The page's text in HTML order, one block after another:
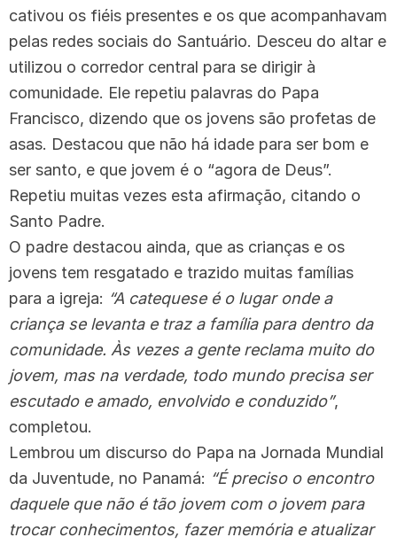
cativou os fiéis presentes e os que acompanhavam
pelas redes sociais do Santuário. Desceu do altar e
utilizou o corredor central para se dirigir à
comunidade. Ele repetiu palavras do Papa
Francisco, dizendo que os jovens são profetas de
asas. Destacou que não há idade para ser bom e
ser santo, e que jovem é o “agora de Deus”.
Repetiu muitas vezes esta afirmação, citando o
Santo Padre.
O padre destacou ainda, que as crianças e os
jovens tem resgatado e trazido muitas famílias
para a igreja: “A catequese é o lugar onde a
criança se levanta e traz a família para dentro da
comunidade. Às vezes a gente reclama muito do
jovem, mas na verdade, todo mundo precisa ser
escutado e amado, envolvido e conduzido”,
completou.
Lembrou um discurso do Papa na Jornada Mundial
da Juventude, no Panamá: “É preciso o encontro
daquele que não é tão jovem com o jovem para
trocar conhecimentos, fazer memória e atualizar